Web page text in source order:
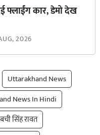
फ्लाईंग कार, डेमो देख
2026
Uttarakhand News
News In Hindi
बची सिंह रावत